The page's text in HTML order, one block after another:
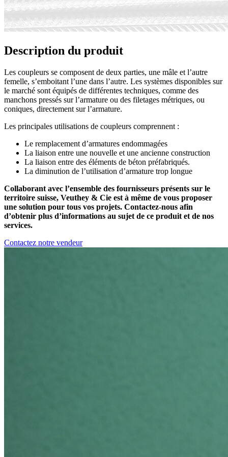
Description du produit
Les coupleurs se composent de deux parties, une mâle et l’autre
femelle, s’emboitant l’une dans l’autre. Les systèmes disponibles sur
le marché sont équipés de différentes techniques, comme des
manchons pressés sur l’armature ou des filetages métriques, ou
coniques, directement sur l’armature.
Les principales utilisations de coupleurs comprennent :
Le remplacement d’armatures endommagées
La liaison entre une nouvelle et une ancienne construction
La liaison entre des éléments de béton préfabriqués.
La diminution de l’utilisation d’armature trop longue
Collaborant avec l’ensemble des fournisseurs présents sur le
territoire suisse, Veuthey & Cie est à même de vous proposer
une solution pour tous vos projets. Contactez-nous afin
d’obtenir plus d’informations au sujet de ce produit et de nos
services.
Contactez notre vendeur